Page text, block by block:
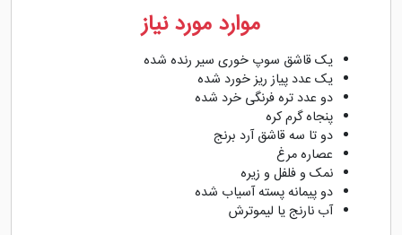
موارد مورد نیاز
یک قاشق سوپ خوری سیر رنده شده
یک عدد پیاز ریز خورد شده
دو عدد تره فرنگی خرد شده
پنجاه گرم کره
دو تا سه قاشق آرد برنج
عصاره مرغ
نمک و فلفل و زیره
دو پیمانه پسته آسیاب شده
آب نارنج یا لیموترش